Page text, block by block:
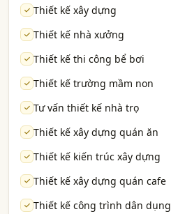
Thiết kế xây dựng
Thiết kế nhà xưởng
Thiết kế thi công bể bơi
Thiết kế trường mầm non
Tư vấn thiết kế nhà trọ
Thiết kế xây dựng quán ăn
Thiết kế kiến trúc xây dựng
Thiết kế xây dựng quán cafe
Thiết kế công trình dân dụng